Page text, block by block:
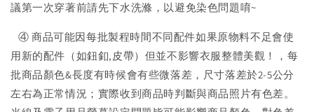
議第一次穿著前請先下水洗滌，以避免染色問題唷~
④ 商品可能因每批製程時間不同配件如果原物料不足會使
用新的配件（如鈕釦,皮帶）但並不影響衣服整體美觀！，每
批商品顏色&長度有時候會有些微落差，尺寸落差於2-5公分
左右為正常情況；實際收到商品時判斷與商品照片有色差。